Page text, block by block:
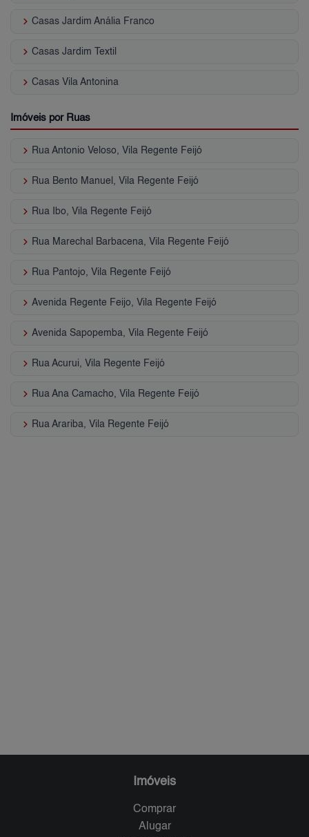
keyboard_arrow_right Casas Jardim Anália Franco
keyboard_arrow_right Casas Jardim Textil
keyboard_arrow_right Casas Vila Antonina
Imóveis por Ruas
keyboard_arrow_right Rua Antonio Veloso, Vila Regente Feijó
keyboard_arrow_right Rua Bento Manuel, Vila Regente Feijó
keyboard_arrow_right Rua Ibo, Vila Regente Feijó
keyboard_arrow_right Rua Marechal Barbacena, Vila Regente Feijó
keyboard_arrow_right Rua Pantojo, Vila Regente Feijó
keyboard_arrow_right Avenida Regente Feijo, Vila Regente Feijó
keyboard_arrow_right Avenida Sapopemba, Vila Regente Feijó
keyboard_arrow_right Rua Acurui, Vila Regente Feijó
keyboard_arrow_right Rua Ana Camacho, Vila Regente Feijó
keyboard_arrow_right Rua Arariba, Vila Regente Feijó
Imóveis
Comprar
Alugar